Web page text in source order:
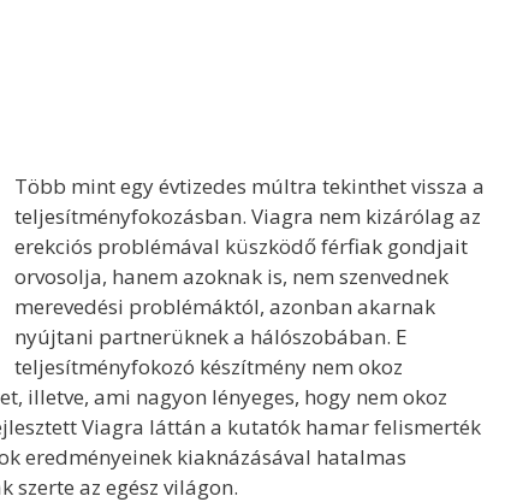
Több mint egy évtizedes múltra tekinthet vissza a
teljesítményfokozásban. Viagra nem kizárólag az
erekciós problémával küszködő férfiak gondjait
orvosolja, hanem azoknak is, nem szenvednek
merevedési problémáktól, azonban akarnak
nyújtani partnerüknek a hálószobában. E
teljesítményfokozó készítmény nem okoz
illetve, ami nagyon lényeges, hogy nem okoz
Viagra láttán a kutatók hamar felismerték
eredményeinek kiaknázásával hatalmas
szerte az egész világon.